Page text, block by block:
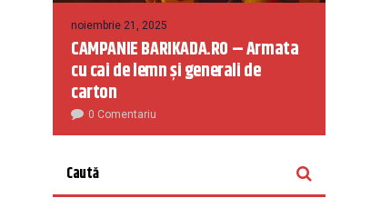
noiembrie 21, 2025
CAMPANIE BARIKADA.RO – Armata
cu cai de lemn și generali de
carton
0 Comentariu